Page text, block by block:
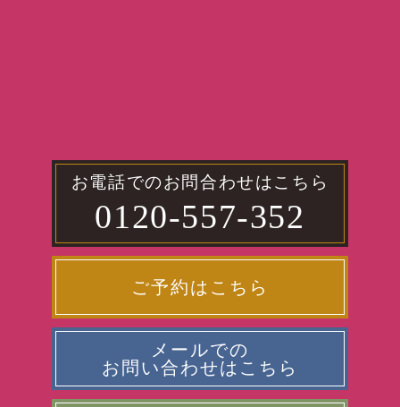
お電話でのお問合わせはこちら
0120-557-352
ご予約はこちら
メールでの
お問い合わせはこちら